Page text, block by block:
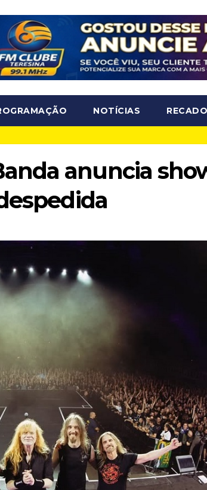
NOTÍCIAS
anuncia